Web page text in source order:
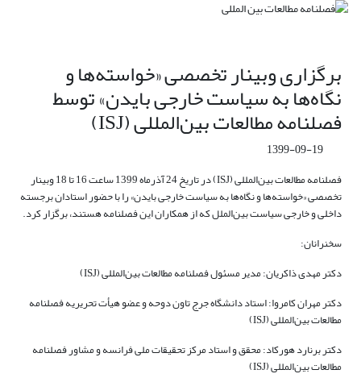
برگزاری وبینار تخصصی «خواسته‌ها و
نگاه‌ها به سیاست خارجی بایدن» توسط
فصلنامه مطالعات بین‌المللی (ISJ)
1399-09-19
فصلنامه مطالعات بین‌المللی (ISJ) در تاریخ 24 آذرماه 1399 ساعت 16 تا 18 وبینار
تخصصی «خواسته‌ها و نگاه‌ها به سیاست خارجی بایدن» را با حضور استادان برجسته
داخلی و خارجی سیاست بین‌الملل که از همکاران این فصلنامه هستند، برگزار کرد.
سخنرانان:
دکتر مهدی ذاکریان: مدیر مسئول فصلنامه مطالعات بین‌المللی (ISJ)
دکتر مهران کامروا: استاد دانشگاه جرج تاون دوحه و عضو هیأت تحریریه فصلنامه
مطالعات بین‌المللی (ISJ)
دکتر برنارد هورکاد: محقق و استاد مرکز تحقیقات ملی فرانسه و مشاور فصلنامه
مطالعات بین‌المللی (ISJ)